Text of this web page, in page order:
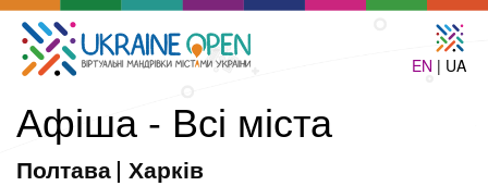
EN | UA
Афіша - Всі міста
Полтава| Харків